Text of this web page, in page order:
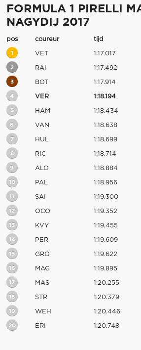
FORMULA 1 PIRELLI
NAGYDIJ 2017
pos coureur tijd
1 VET 1:17.017
2 RAI 1:17.492
3 BOT 1:17.914
4 VER 1:18.194
5 HAM 1:18.434
6 VAN 1:18.638
7 HUL 1:18.699
8 RIC 1:18.714
9 ALO 1:18.884
10 PAL 1:18.956
11 SAI 1:19.300
12 OCO 1:19.352
13 KVY 1:19.455
14 PER 1:19.609
15 GRO 1:19.622
16 MAG 1:19.895
17 MAS 1:20.255
18 STR 1:20.379
19 WEH 1:20.446
20 ERI 1:20.748